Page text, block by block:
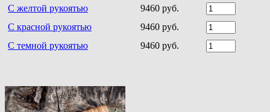
С желтой рукоятью
9460 руб.
С красной рукоятью
9460 руб.
С темной рукоятью
9460 руб.